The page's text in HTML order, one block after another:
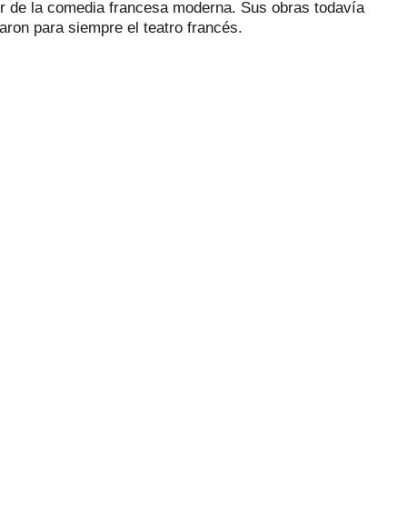
la comedia francesa moderna. Sus obras todavía
para siempre el teatro francés.